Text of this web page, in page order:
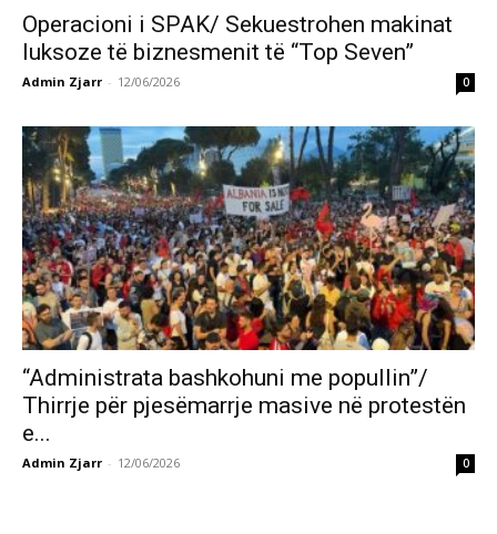
Operacioni i SPAK/ Sekuestrohen makinat
luksoze të biznesmenit të “Top Seven”
Admin Zjarr - 12/06/2026 0
“Administrata bashkohuni me popullin”/
Thirrje për pjesëmarrje masive në protestën
e...
Admin Zjarr - 12/06/2026 0